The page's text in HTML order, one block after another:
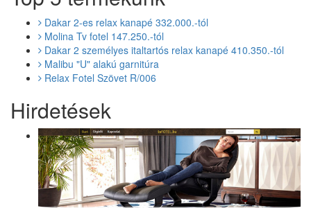
Dakar 2-es relax kanapé 332.000.-tól
Molina Tv fotel 147.250.-tól
Dakar 2 személyes italtartós relax kanapé 410.350.-tól
Malibu "U" alakú garnitúra
Relax Fotel Szövet R/006
Hirdetések